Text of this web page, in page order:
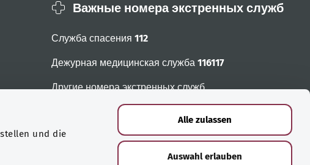
und die
Alle zulassen
Auswahl erlauben
Важные номера экстренных служб
Служба спасения 112
Дежурная медицинская служба 116117
Другие номера экстренных служб